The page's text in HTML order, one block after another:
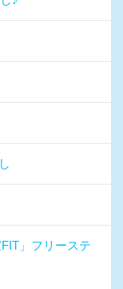
」フリーステ